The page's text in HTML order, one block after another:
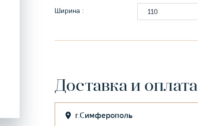
Ширина : 110
Доставка и оплата
г.Симферополь